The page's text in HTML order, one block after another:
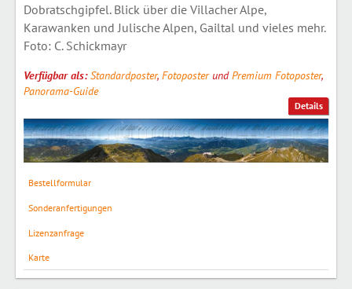
Details
Dobratschgipfel. Blick über die Villacher Alpe,
Karawanken und Julische Alpen, Gailtal und vieles mehr.
Foto: C. Schickmayr
Verfügbar als:Standardposter, FotoposterundPremium Fotoposter,
Panorama-Guide
Bestellformular
Sonderanfertigungen
Lizenzanfrage
Karte